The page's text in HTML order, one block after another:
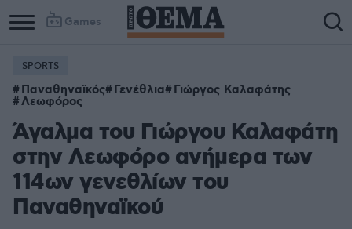
Games
SPORTS
Παναθηναϊκός Γενέθλια Γιώργος Καλαφάτης
Λεωφόρος
Άγαλμα του Γιώργου Καλαφάτη
στην Λεωφόρο ανήμερα των
114ων γενεθλίων του
Παναθηναϊκού